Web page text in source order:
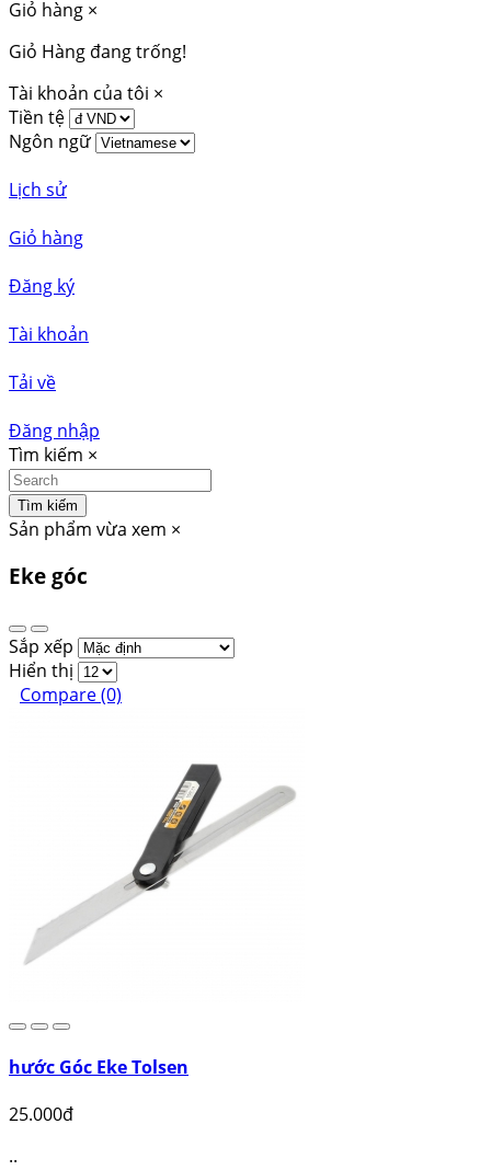
Giỏ hàng ×
Giỏ Hàng đang trống!
Tài khoản của tôi ×
Tiền tệ
Ngôn ngữ
Lịch sử
Giỏ hàng
Đăng ký
Tài khoản
Tải về
Đăng nhập
Tìm kiếm ×
Tìm kiếm
Sản phẩm vừa xem ×
Eke góc
Sắp xếp
Hiển thị
Compare (0)
hước Góc Eke Tolsen
25.000đ
..